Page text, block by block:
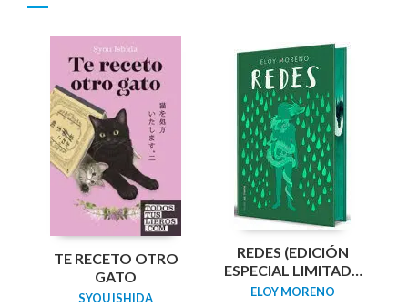
TE RECETO OTRO
GATO
SYOU ISHIDA
REDES (EDICIÓN
ESPECIAL LIMITADA
GUARDAS DRAGÓN)
ELOY MORENO